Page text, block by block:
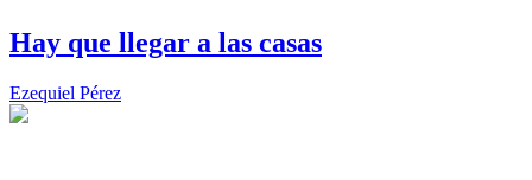
Hay que llegar a las casas
Ezequiel Pérez